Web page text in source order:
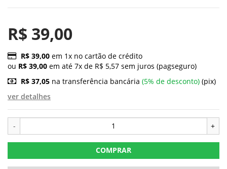
R$ 39,00
R$ 39,00 em 1x no cartão de crédito
ou R$ 39,00 em até 7x de R$ 5,57 sem juros (pagseguro)
R$ 37,05 na transferência bancária (5% de desconto) (pix)
ver detalhes
- +
COMPRAR